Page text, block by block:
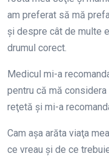
am preferat să mă
şi despre cât de multe
drumul corect.
Medicul mi-a
pentru că mă
reţetă şi mi-a
Cam aşa arăta viaţa
ce vreau şi de ce